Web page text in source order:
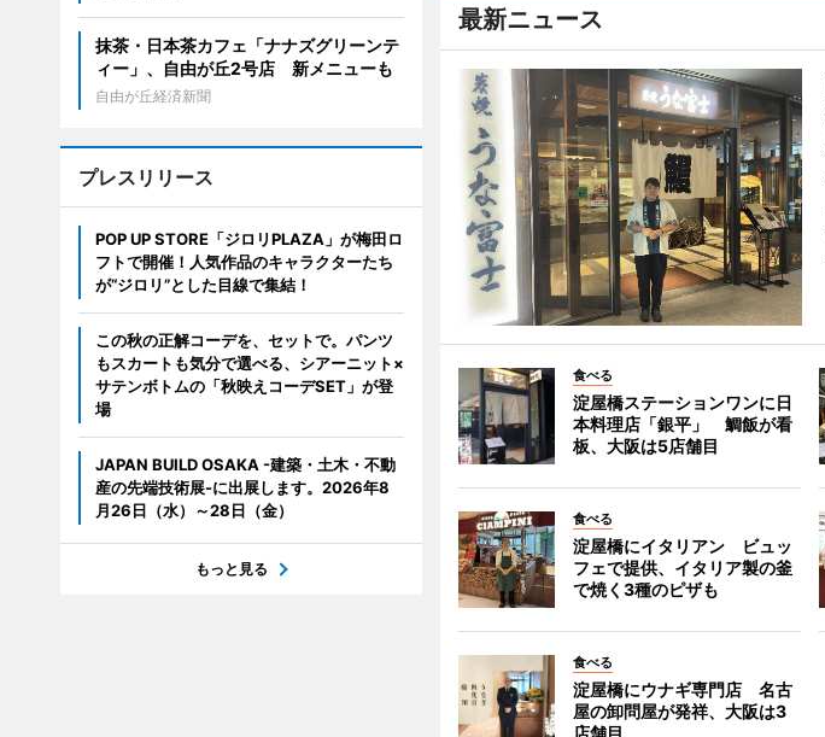
最新ニュース
食べる
淀屋橋ステーションワンに日
本料理店「銀平」 鯛飯が看
板、大阪は5店舗目
食べる
淀屋橋にイタリアン ビュッ
フェで提供、イタリア製の釜
で焼く3種のピザも
食べる
淀屋橋にウナギ専門店 名古
屋の卸問屋が発祥、大阪は3
店舗目
抹茶・日本茶カフェ「ナナズグリーンテ
ィー」、自由が丘2号店 新メニューも
自由が丘経済新聞
プレスリリース
POP UP STORE「ジロリPLAZA」が梅田ロ
フトで開催！人気作品のキャラクターたち
が“ジロリ”とした目線で集結！
この秋の正解コーデを、セットで。パンツ
もスカートも気分で選べる、シアーニット×
サテンボトムの「秋映えコーデSET」が登
場
JAPAN BUILD OSAKA -建築・土木・不動
産の先端技術展-に出展します。2026年8
月26日（水）～28日（金）
もっと見る